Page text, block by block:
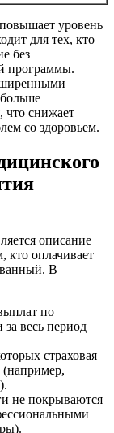
уровень
для тех, кто
без
программы.
что снижает
со здоровьем.
описание
кто оплачивает
В
по
весь период
страховая
(например,
не покрываются